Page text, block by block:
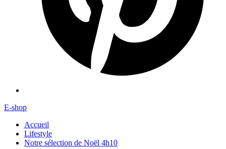
E-shop
Accueil
Lifestyle
Notre sélection de Noël 4h10